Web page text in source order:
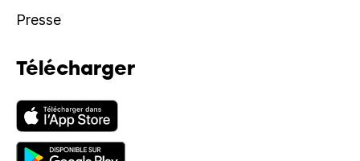
Presse
Télécharger